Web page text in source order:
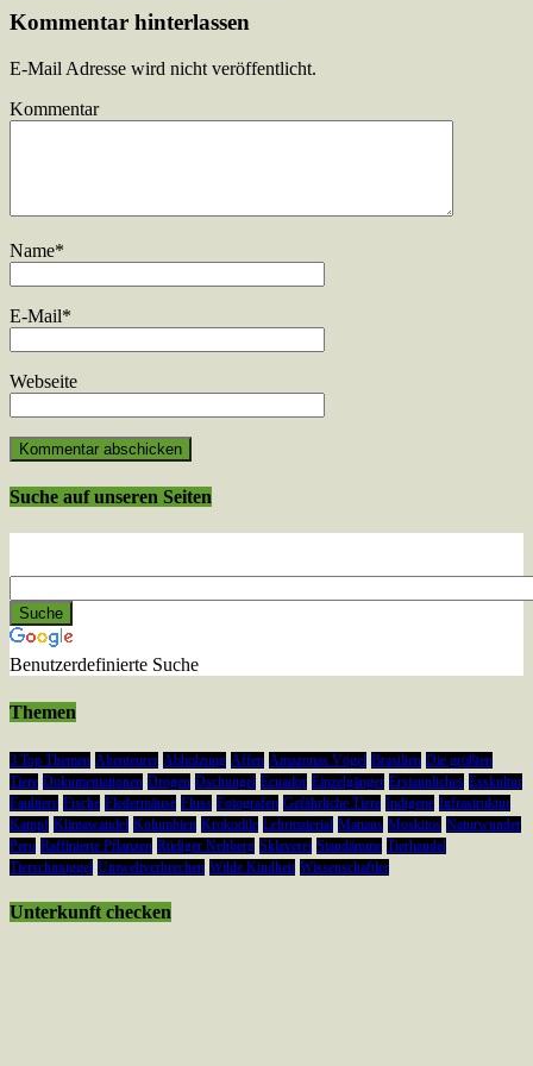
Kommentar hinterlassen
E-Mail Adresse wird nicht veröffentlicht.
Kommentar
Name*
E-Mail*
Webseite
Suche auf unseren Seiten
Benutzerdefinierte Suche
Themen
3 Top Themen Abenteurer Abholzung Affen Amazonas Vögel Brasilien Die größten
Tiere Dokumentationen Drogen Dschungel Ecuador Einzelgänger Erstaunliches Esskultur
Faultiere Fische Fledermäuse Fluss Fotografen Gefährliche Tiere Indigene Infrastruktur
Kampf Klimawandel Kolumbien Krokodile Lehrmaterial Manaus Moskitos Naturwunder
Peru Raffinierte Pflanzen Rüdiger Nehberg Sklaverei Staudämme Tierhandel
Tierschmuggel Umweltverbrechen Wilde Kindheit Wissenschaftler
Unterkunft checken